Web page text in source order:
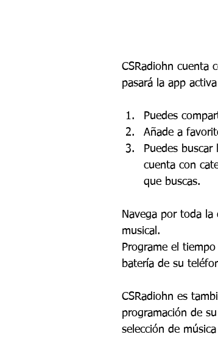
CSRadiohn cuenta
pasará la app
Puedes
Añade a
Puedes
cuenta con
que buscas.
Navega por toda
musical.
Programe el
batería de su
CSRadiohn es
programación de
selección de